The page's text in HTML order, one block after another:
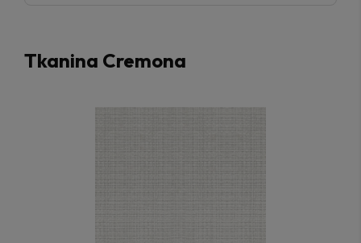
Tkanina Cremona